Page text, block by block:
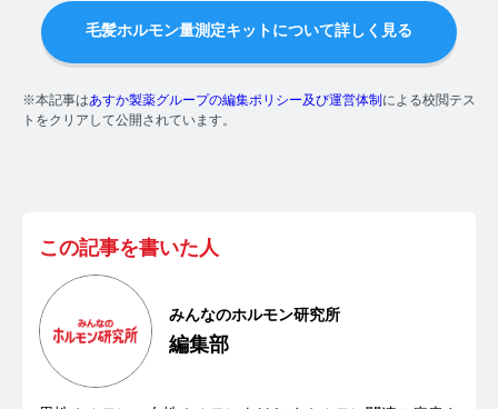
【男性力を可視化】毛髪ホルモン量測定キットのご紹
【ストレスを見える化】毛髪・爪ホルモン量検査キッ
トのご紹介
よくあるご質問 TOP
医療機関・報道関係者の方へ
【医療機関向け】毛髪検査技術の資料ダウンロード
【一般・報道関係者向け】毛髪検査技術の資料ダウン
ロード
毛髪ホルモン量測定キットについて詳しく見る
※本記事はあすか製薬グループの編集ポリシー及び運営体制 による校閲テス
トをクリアして公開されています。
この記事を書いた人
みんなのホルモン研究所
編集部